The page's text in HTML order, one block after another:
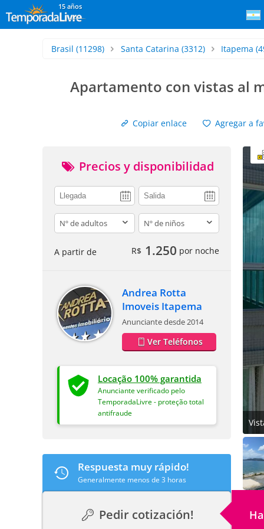
15 años
Brasil (11298) Santa Catarina (3312) Itapema
Apartamento con vistas al
Copiar enlace
Agregar a
Precios y disponibilidad
adults children
A partir de R$ 1.250 por noche
Andrea Rotta
Imoveis Itapema
Anunciante desde 2014
Ver Teléfonos
Locação 100% garantida
Anunciante verificado pelo
TemporadaLivre - proteção total
antifraude
Respuesta muy rápido!
Generalmente menos de 3 horas
Pedir cotización!